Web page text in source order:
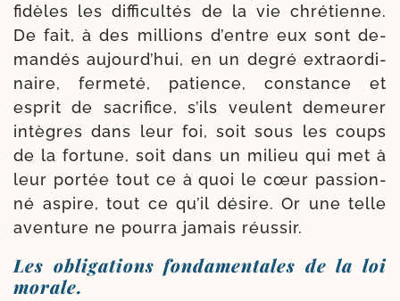
fidèles les dif­fi­cul­tés de la vie chré­tienne.
De fait, à des mil­lions d’entre eux sont de­
mandés aujourd’­hui, en un degré extra­or­di­
naire, fer­me­té, pa­tience, constance et
esprit de sacri­fice, s’ils veulent demeu­rer
intègres dans leur foi, soit sous les coups
de la for­tune, soit dans un milieu qui met à
leur por­tée tout ce à quoi le cœur pas­sion­
né aspire, tout ce qu’il désire. Or une telle
aven­ture ne pour­ra jamais réussir.
Les obligations fondamentales de la loi
morale.